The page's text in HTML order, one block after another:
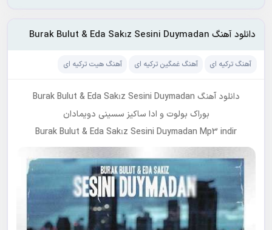
دانلود آهنگ Burak Bulut & Eda Sakız Sesini Duymadan
آهنگ ترکیه ای آهنگ غمگین ترکیه ای آهنگ هیت ترکیه ای
دانلود آهنگ Burak Bulut & Eda Sakız Sesini Duymadan
بوراک بولوت و ادا ساکیز سسینی دویمادان
Burak Bulut & Eda Sakız Sesini Duymadan Mp3 indir